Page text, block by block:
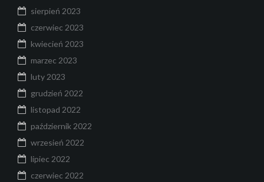
sierpień 2023
czerwiec 2023
kwiecień 2023
marzec 2023
luty 2023
grudzień 2022
listopad 2022
październik 2022
wrzesień 2022
lipiec 2022
czerwiec 2022